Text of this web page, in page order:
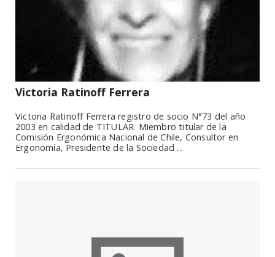
Victoria Ratinoff Ferrera
Victoria Ratinoff Ferrera registro de socio N°73 del año
2003 en calidad de TITULAR. Miembro titular de la
Comisión Ergonómica Nacional de Chile, Consultor en
Ergonomía, Presidente de la Sociedad ...